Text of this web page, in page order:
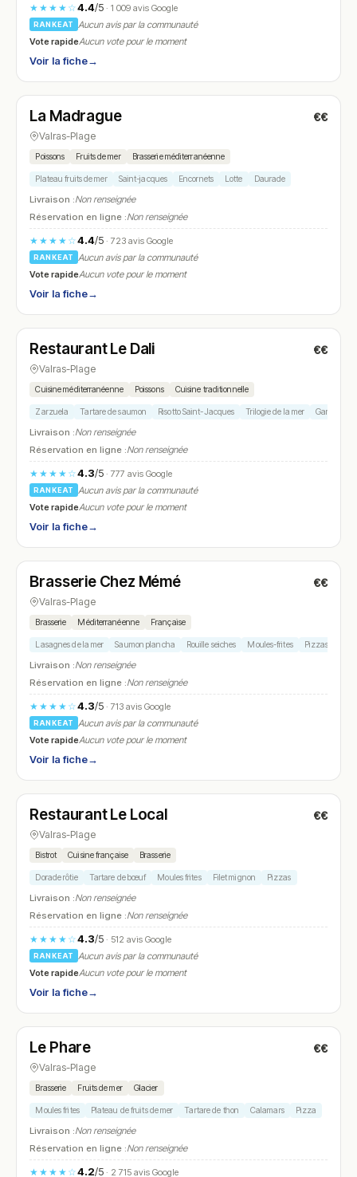
★★★★☆4.4/5· 1 009 avis Google
RANKEAT
Aucun avis par la communauté
Vote rapideAucun vote pour le moment
Voir la fiche→
N° 17
La Madrague €€
Valras-Plage
Poissons Fruits de mer Brasserie méditerranéenne
Plateau fruits de mer Saint-jacques Encornets Lotte Daurade
Livraison :Non renseignée
Réservation en ligne :Non renseignée
★★★★☆4.4/5· 723 avis Google
RANKEAT
Aucun avis par la communauté
Vote rapideAucun vote pour le moment
Voir la fiche→
N° 18
Restaurant Le Dali €€
Valras-Plage
Cuisine méditerranéenne Poissons Cuisine traditionnelle
Zarzuela Tartare de saumon Risotto Saint-Jacques Trilogie de la mer Gardiane
Livraison :Non renseignée
Réservation en ligne :Non renseignée
★★★★☆4.3/5· 777 avis Google
RANKEAT
Aucun avis par la communauté
Vote rapideAucun vote pour le moment
Voir la fiche→
N° 19
Brasserie Chez Mémé €€
Valras-Plage
Brasserie Méditerranéenne Française
Lasagnes de la mer Saumon plancha Rouille seiches Moules-frites Pizzas
Livraison :Non renseignée
Réservation en ligne :Non renseignée
★★★★☆4.3/5· 713 avis Google
RANKEAT
Aucun avis par la communauté
Vote rapideAucun vote pour le moment
Voir la fiche→
N° 20
Restaurant Le Local €€
Valras-Plage
Bistrot Cuisine française Brasserie
Dorade rôtie Tartare de bœuf Moules frites Filet mignon Pizzas
Livraison :Non renseignée
Réservation en ligne :Non renseignée
★★★★☆4.3/5· 512 avis Google
RANKEAT
Aucun avis par la communauté
Vote rapideAucun vote pour le moment
Voir la fiche→
N° 21
Le Phare €€
Valras-Plage
Brasserie Fruits de mer Glacier
Moules frites Plateau de fruits de mer Tartare de thon Calamars Pizza
Livraison :Non renseignée
Réservation en ligne :Non renseignée
★★★★☆4.2/5· 2 715 avis Google